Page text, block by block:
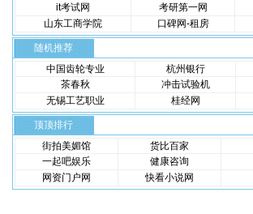
it考试网
考研第一网
山东工商学院
口碑网-租房
随机推荐
中国齿轮专业
杭州银行
茶春秋
冲击试验机
无锡工艺职业
桂经网
顶顶排行
街拍美媚馆
货比百家
一起吧娱乐
健康咨询
网资门户网
快看小说网